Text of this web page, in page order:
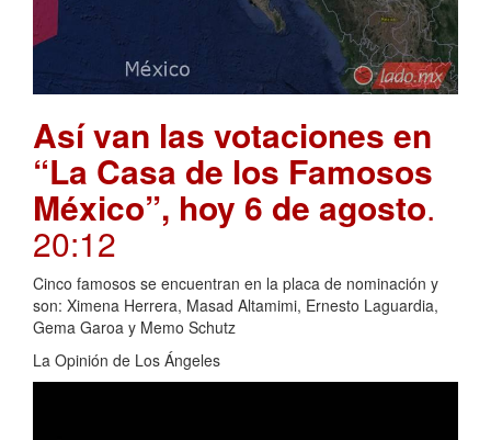
Así van las votaciones en
“La Casa de los Famosos
México”, hoy 6 de agosto.
20:12
Cinco famosos se encuentran en la placa de nominación y
son: Ximena Herrera, Masad Altamimi, Ernesto Laguardia,
Gema Garoa y Memo Schutz
La Opinión de Los Ángeles